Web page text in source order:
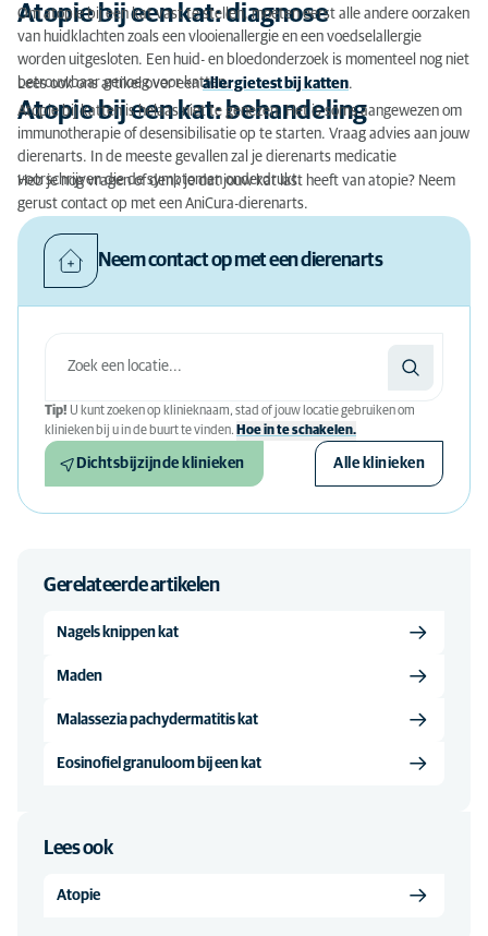
Atopie bij een kat: diagnose
Om atopie bij een kat vast te stellen, moeten eerst alle andere oorzaken
van huidklachten zoals een vlooienallergie en een voedselallergie
worden uitgesloten. Een huid- en bloedonderzoek is momenteel nog niet
betrouwbaar genoeg voor katten.
Lees ook ons artikel over eenallergietest bij katten.
Atopie bij een kat: behandeling
Atopie bij katten is helaas niet te genezen. Het is soms aangewezen om
immunotherapie of desensibilisatie op te starten. Vraag advies aan jouw
dierenarts. In de meeste gevallen zal je dierenarts medicatie
voorschrijven die de symptomen onderdrukt.
Heb je nog vragen of denk je dat jouw kat last heeft van atopie? Neem
gerust contact op met een AniCura-dierenarts.
Neem contact op met een dierenarts
Tip! U kunt zoeken op klinieknaam, stad of jouw locatie gebruiken om
klinieken bij u in de buurt te vinden. Hoe in te schakelen.
Dichtsbijzijnde klinieken Alle klinieken
Gerelateerde artikelen
Nagels knippen kat
Maden
Malassezia pachydermatitis kat
Eosinofiel granuloom bij een kat
Lees ook
Atopie